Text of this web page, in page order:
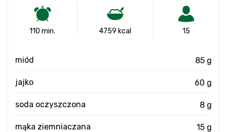
110 min. 4759 kcal 15
miód 85 g
jajko 60 g
soda oczyszczona 8 g
mąka ziemniaczana 15 g